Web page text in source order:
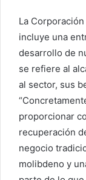
La
incluye una
desarrollo de
se refiere al
al sector, sus
proporcionar
recuperación
negocio
molibdeno y